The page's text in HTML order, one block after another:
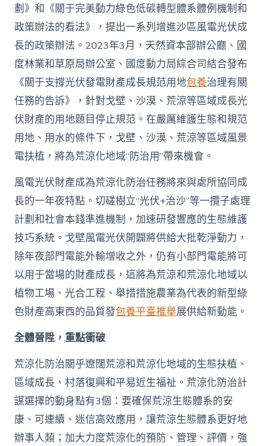
劃》和《關于完美動力綠色低碳轉型體系體例機制和
政策辦法的看法》，提出一系列增進沙區風電光伏成
長的政策辦法。2023年3月，天然資本部辦公廳、國
度林業和草原局辦公室、國度動力局綜合司結合發布
《關于支撐光伏發電財產成長規范用地包養治理有關
任務的告訴》，針對戈壁、沙漠、荒涼等區域成長光
伏財產的用地題目停止規范。在嚴厲維護生態和規范
用地、用水的條件下，戈壁、沙漠、荒涼等區域風景
電扶植，將為荒涼化地域“防治用”帶來機會。
風電光伏財產成為荒涼化防治任務將來與處所協同成
長的一年夜特點。切磋樹立“光伏+治沙”等一攬子處理
計劃和社會本錢準進機制，加速研發響應的生態維護
技巧系統。戈壁風電光伏開闢將供給大批乾淨動力，
除年夜部門電能外輸增收之外，仍有小部門電能將可
以用于當場的財產成長，這將為荒涼和荒涼化地域以
植物工場、光合工程、舉措措施農業為代表的新型綠
色財產高東西的品質發包養平臺推舉展供給新動能。
全體晉陞，重點衝破
荒涼化防治關乎遼闊荒涼和荒涼化地域的生態扶植、
區域成長、村落復興和平易近生福祉。荒涼化防治計
謀選擇的動身點有3個：要確保荒涼生態體系的安
康、可連續、迷信高效應用，讓荒涼生態體系更好地
辦事人類；加大力度荒涼化的預防、管理、評價，強